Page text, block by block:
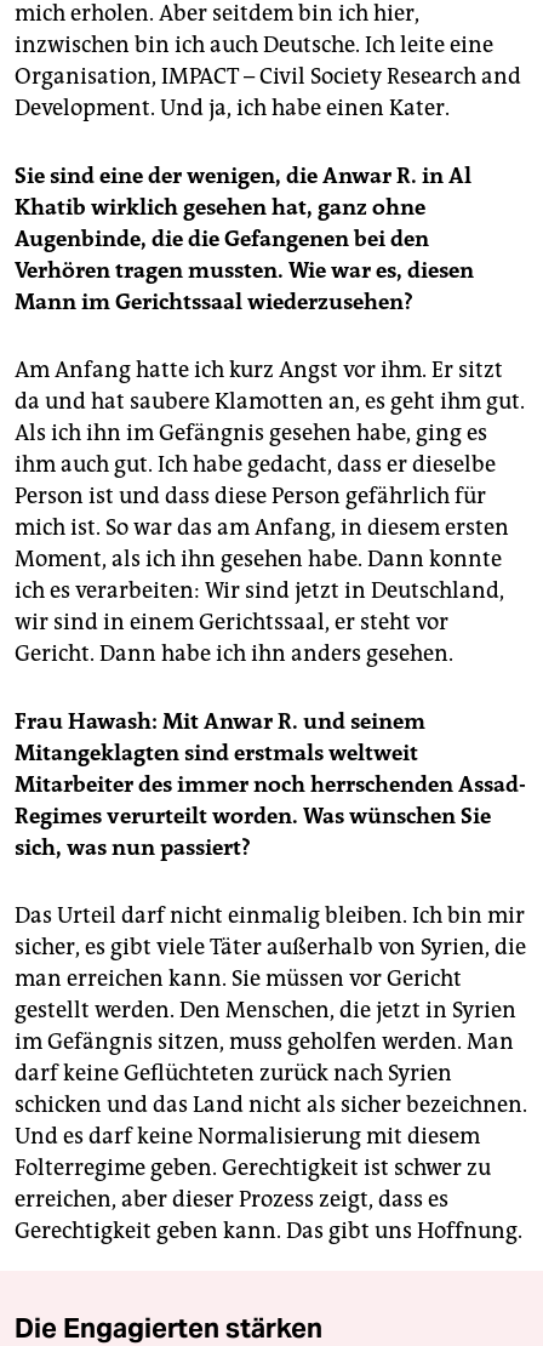
mich erholen. Aber seitdem bin ich hier,
inzwischen bin ich auch Deutsche. Ich leite eine
Organisation, IMPACT – Civil Society Research and
Development. Und ja, ich habe einen Kater.
Sie sind eine der wenigen, die Anwar R. in Al
Khatib wirklich gesehen hat, ganz ohne
Augenbinde, die die Gefangenen bei den
Verhören tragen mussten. Wie war es, diesen
Mann im Gerichtssaal wiederzusehen?
Am Anfang hatte ich kurz Angst vor ihm. Er sitzt
da und hat saubere Klamotten an, es geht ihm gut.
Als ich ihn im Gefängnis gesehen habe, ging es
ihm auch gut. Ich habe gedacht, dass er dieselbe
Person ist und dass diese Person gefährlich für
mich ist. So war das am Anfang, in diesem ersten
Moment, als ich ihn gesehen habe. Dann konnte
ich es verarbeiten: Wir sind jetzt in Deutschland,
wir sind in einem Gerichtssaal, er steht vor
Gericht. Dann habe ich ihn anders gesehen.
Frau Hawash: Mit Anwar R. und seinem
Mitangeklagten sind erstmals weltweit
Mitarbeiter des immer noch herrschenden Assad-
Regimes verurteilt worden. Was wünschen Sie
sich, was nun passiert?
Das Urteil darf nicht einmalig bleiben. Ich bin mir
sicher, es gibt viele Täter außerhalb von Syrien, die
man erreichen kann. Sie müssen vor Gericht
gestellt werden. Den Menschen, die jetzt in Syrien
im Gefängnis sitzen, muss geholfen werden. Man
darf keine Geflüchteten zurück nach Syrien
schicken und das Land nicht als sicher bezeichnen.
Und es darf keine Normalisierung mit diesem
Folterregime geben. Gerechtigkeit ist schwer zu
erreichen, aber dieser Prozess zeigt, dass es
Gerechtigkeit geben kann. Das gibt uns Hoffnung.
Die Engagierten stärken